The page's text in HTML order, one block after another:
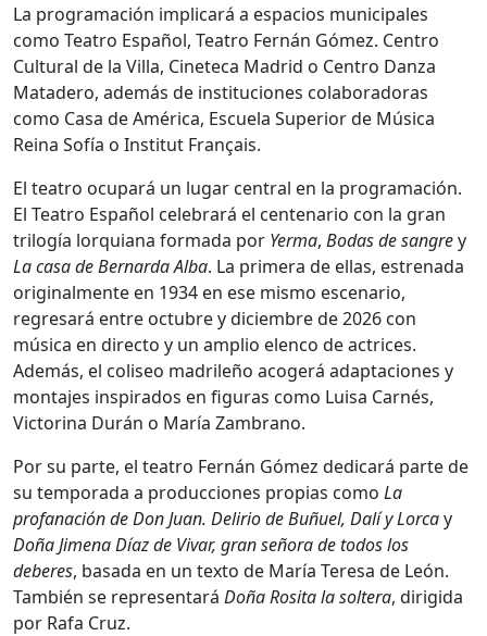
La programación implicará a espacios municipales
como Teatro Español, Teatro Fernán Gómez. Centro
Cultural de la Villa, Cineteca Madrid o Centro Danza
Matadero, además de instituciones colaboradoras
como Casa de América, Escuela Superior de Música
Reina Sofía o Institut Français.
El teatro ocupará un lugar central en la programación.
El Teatro Español celebrará el centenario con la gran
trilogía lorquiana formada por Yerma, Bodas de sangrey
La casa de Bernarda Alba. La primera de ellas, estrenada
originalmente en 1934 en ese mismo escenario,
regresará entre octubre y diciembre de 2026 con
música en directo y un amplio elenco de actrices.
Además, el coliseo madrileño acogerá adaptaciones y
montajes inspirados en figuras como Luisa Carnés,
Victorina Durán o María Zambrano.
Por su parte, el teatro Fernán Gómez dedicará parte de
su temporada a producciones propias como La
profanación de Don Juan. Delirio de Buñuel, Dalí y Lorcay
Doña Jimena Díaz de Vivar, gran señora de todos los
deberes, basada en un texto de María Teresa de León.
También se representará Doña Rosita la soltera, dirigida
por Rafa Cruz.